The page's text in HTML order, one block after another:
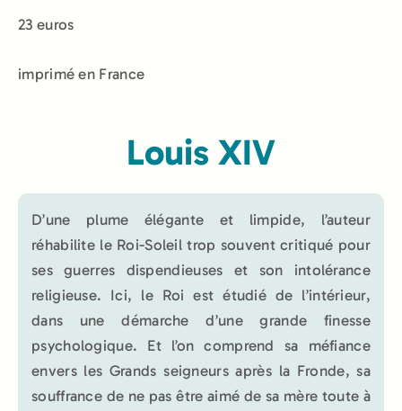
23 euros
imprimé en France
Louis XIV
D’une plume élégante et limpide, l’auteur
réhabilite le Roi-Soleil trop souvent critiqué pour
ses guerres dispendieuses et son intolérance
religieuse. Ici, le Roi est étudié de l’intérieur,
dans une démarche d’une grande finesse
psychologique. Et l’on comprend sa méfiance
envers les Grands seigneurs après la Fronde, sa
souffrance de ne pas être aimé de sa mère toute à